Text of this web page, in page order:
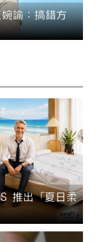
諭：搞錯方
推出「夏日柔